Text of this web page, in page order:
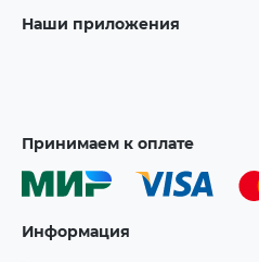
Наши приложения
Принимаем к оплате
Информация